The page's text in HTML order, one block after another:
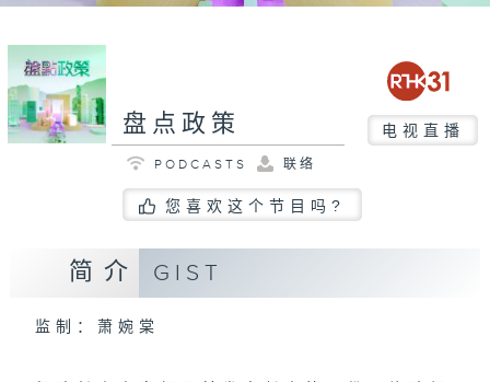
盘点政策 电视直播
PODCASTS 联络
您喜欢这个节目吗?
简介 GIST
监制：萧婉棠